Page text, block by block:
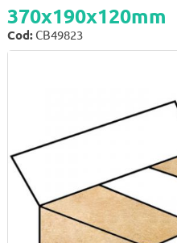
370x190x120mm
Cod: CB49823